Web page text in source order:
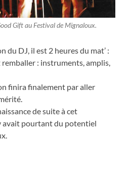
Gift au Festival de Mignaloux.
du DJ, il est 2 heures du mat’ :
remballer : instruments, amplis,
finira finalement par aller
de suite à cet
avait pourtant du potentiel